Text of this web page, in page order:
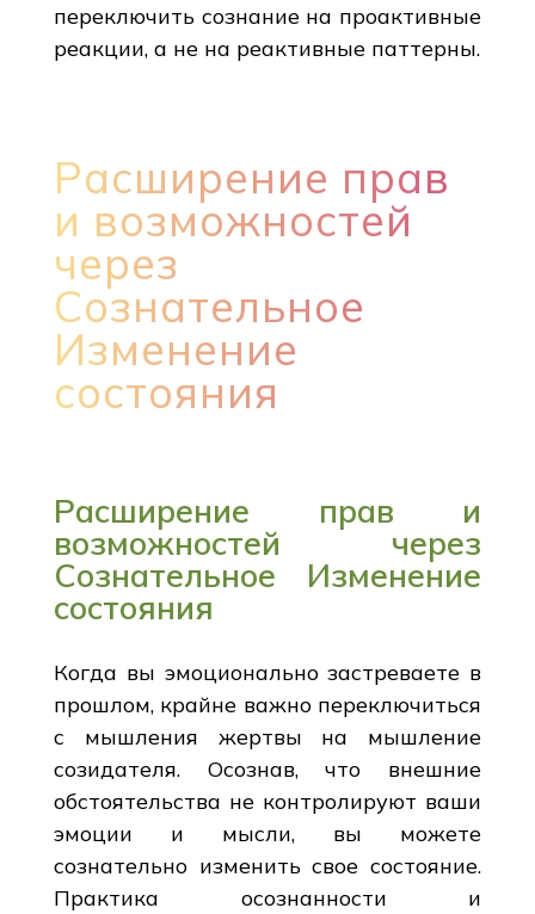
переключить сознание на проактивные
реакции, а не на реактивные паттерны.
Расширение прав
и возможностей
через
Сознательное
Изменение
состояния
Расширение прав и
возможностей через
Сознательное Изменение
состояния
Когда вы эмоционально застреваете в
прошлом, крайне важно переключиться
с мышления жертвы на мышление
созидателя. Осознав, что внешние
обстоятельства не контролируют ваши
эмоции и мысли, вы можете
сознательно изменить свое состояние.
Практика осознанности и